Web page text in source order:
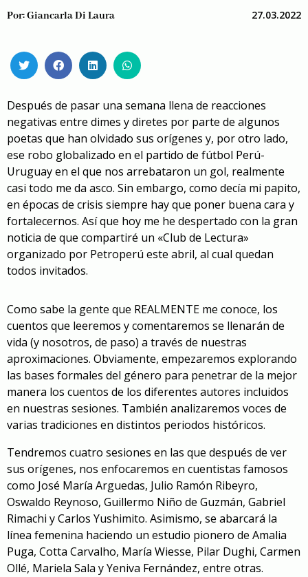
Por:Giancarla Di Laura 27.03.2022
Después de pasar una semana llena de reacciones
negativas entre dimes y diretes por parte de algunos
poetas que han olvidado sus orígenes y, por otro lado,
ese robo globalizado en el partido de fútbol Perú-
Uruguay en el que nos arrebataron un gol, realmente
casi todo me da asco. Sin embargo, como decía mi papito,
en épocas de crisis siempre hay que poner buena cara y
fortalecernos. Así que hoy me he despertado con la gran
noticia de que compartiré un «Club de Lectura»
organizado por Petroperú este abril, al cual quedan
todos invitados.
Como sabe la gente que REALMENTE me conoce, los
cuentos que leeremos y comentaremos se llenarán de
vida (y nosotros, de paso) a través de nuestras
aproximaciones. Obviamente, empezaremos explorando
las bases formales del género para penetrar de la mejor
manera los cuentos de los diferentes autores incluidos
en nuestras sesiones. También analizaremos voces de
varias tradiciones en distintos periodos históricos.
Tendremos cuatro sesiones en las que después de ver
sus orígenes, nos enfocaremos en cuentistas famosos
como José María Arguedas, Julio Ramón Ribeyro,
Oswaldo Reynoso, Guillermo Niño de Guzmán, Gabriel
Rimachi y Carlos Yushimito. Asimismo, se abarcará la
línea femenina haciendo un estudio pionero de Amalia
Puga, Cotta Carvalho, María Wiesse, Pilar Dughi, Carmen
Ollé, Mariela Sala y Yeniva Fernández, entre otras.